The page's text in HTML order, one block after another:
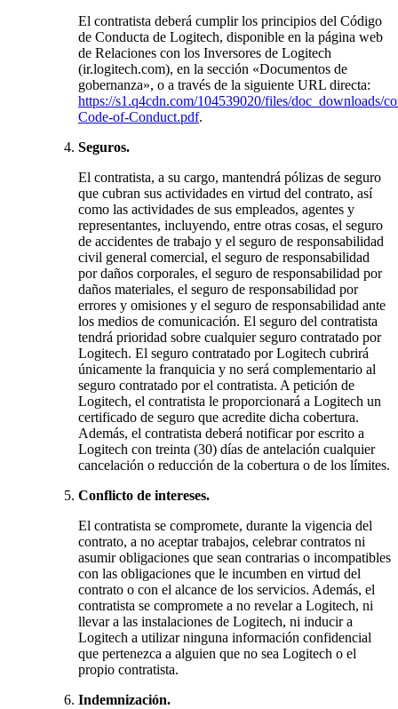
El contratista deberá cumplir los principios del Código
de Conducta de Logitech, disponible en la página web
de Relaciones con los Inversores de Logitech
(ir.logitech.com), en la sección «Documentos de
gobernanza», o a través de la siguiente URL directa:
https://s1.q4cdn.com/104539020/files/doc_downloads/
Code-of-Conduct.pdf.
Seguros.
El contratista, a su cargo, mantendrá pólizas de seguro
que cubran sus actividades en virtud del contrato, así
como las actividades de sus empleados, agentes y
representantes, incluyendo, entre otras cosas, el seguro
de accidentes de trabajo y el seguro de responsabilidad
civil general comercial, el seguro de responsabilidad
por daños corporales, el seguro de responsabilidad por
daños materiales, el seguro de responsabilidad por
errores y omisiones y el seguro de responsabilidad ante
los medios de comunicación. El seguro del contratista
tendrá prioridad sobre cualquier seguro contratado por
Logitech. El seguro contratado por Logitech cubrirá
únicamente la franquicia y no será complementario al
seguro contratado por el contratista. A petición de
Logitech, el contratista le proporcionará a Logitech un
certificado de seguro que acredite dicha cobertura.
Además, el contratista deberá notificar por escrito a
Logitech con treinta (30) días de antelación cualquier
cancelación o reducción de la cobertura o de los límites.
Conflicto de intereses.
El contratista se compromete, durante la vigencia del
contrato, a no aceptar trabajos, celebrar contratos ni
asumir obligaciones que sean contrarias o incompatibles
con las obligaciones que le incumben en virtud del
contrato o con el alcance de los servicios. Además, el
contratista se compromete a no revelar a Logitech, ni
llevar a las instalaciones de Logitech, ni inducir a
Logitech a utilizar ninguna información confidencial
que pertenezca a alguien que no sea Logitech o el
propio contratista.
Indemnización.